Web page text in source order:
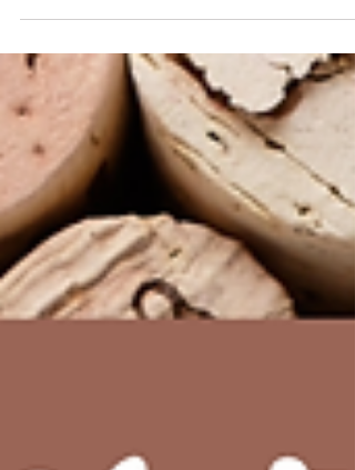
existant, création de contenus : découvrez les
faire vivre votre présence en ligne.